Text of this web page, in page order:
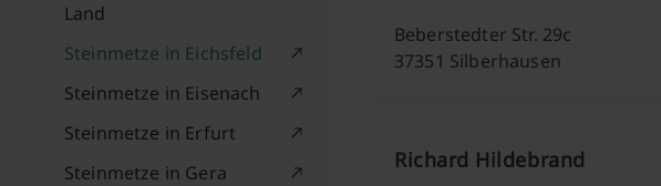
Land
Steinmetze in Eichsfeld
Steinmetze in Eisenach
Steinmetze in Erfurt
Steinmetze in Gera
Beberstedter Str. 29c
37351 Silberhausen
Richard Hildebrand